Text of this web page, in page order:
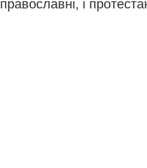
православні, і